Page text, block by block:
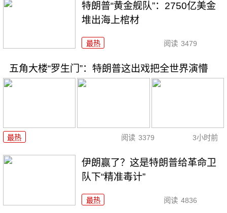
特朗普“黄金舰队”：2750亿美金
堆出海上棺材
最热 阅读 3479
五角大楼“罗生门”：特朗普这出戏把全世界演懵
最热 阅读 3379 3小时前
伊朗赢了？这是特朗普给革命卫
队下“精准毒计”
最热 阅读 4836